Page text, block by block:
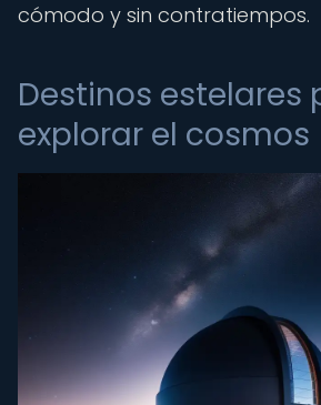
cómodo y sin contratiempos.
Destinos estelares
explorar el cosmos